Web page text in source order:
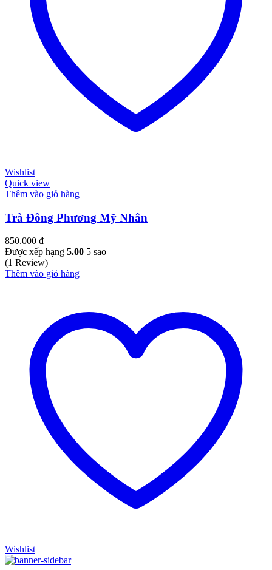
Wishlist
Quick view
Thêm vào giỏ hàng
Trà Đông Phương Mỹ Nhân
850.000 ₫
Được xếp hạng 5.00 5 sao
(1 Review)
Thêm vào giỏ hàng
Wishlist